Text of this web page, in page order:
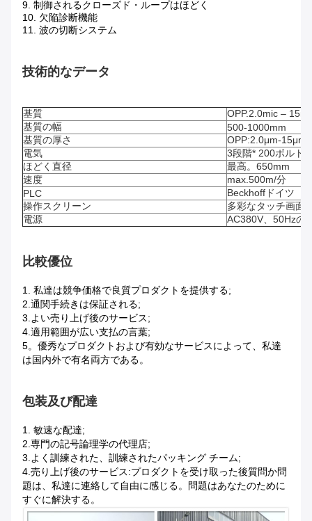
9. 制御されるクローズド・ループはほどく
10. 欠陥診断機能
11. 波の切断システム
技術的なデータ
基質
OPP.2.0mic –
基質の幅
500-1000mm
基質の厚さ
OPP:2.0μm-
電気
3段階* 200ボルト
ほどく直径
最高。650mm
速度
max.500m/分
PLC
Beckhoffドイツ
操作スクリーン
多彩なタッチ画面
電源
AC380V、50Hzの
比較優位
1. 私達は競争価格で良質プロダクトを提供する;
2.通関手続きは保証される;
3.よい売り上げ後のサービス;
4.適用範囲が広い支払の言葉;
5。優秀なプロダクトおよび有効なサービスによって、私達
は国内外で有名両方である。
包装及び配達
1. 敏速な配達;
2.専門の記号論理学の代理店;
3.よく訓練された、訓練されたパッキング チーム;
4.売り上げ後のサービス:プロダクトを受け取った後質問か問
題は、私達に連絡して自由に感じる。問題はあなたのために
すぐに解決する。